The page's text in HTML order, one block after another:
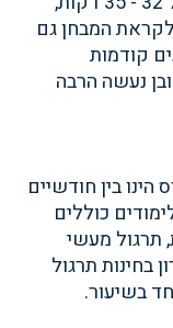
המבחן גם
קודמות
נעשה הרבה
בין חודשיים
כוללים
תרגול מעשי
בחינות תרגול
בשיעור.